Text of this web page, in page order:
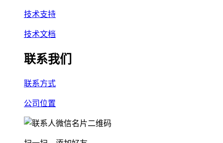
技术支持
技术文档
联系我们
联系方式
公司位置